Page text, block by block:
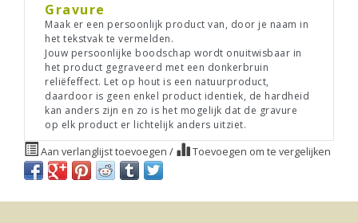
Gravure
Maak er een persoonlijk product van, door je naam in
het tekstvak te vermelden.
Jouw persoonlijke boodschap wordt onuitwisbaar in
het product gegraveerd met een donkerbruin
reliëfeffect. Let op hout is een natuurproduct,
daardoor is geen enkel product identiek, de hardheid
kan anders zijn en zo is het mogelijk dat de gravure
op elk product er lichtelijk anders uitziet.
Aan verlanglijst toevoegen / Toevoegen om te vergelijken